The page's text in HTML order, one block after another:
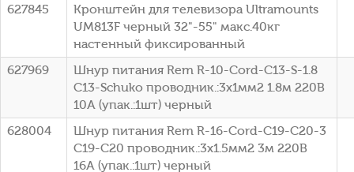
627845
Кронштейн для телевизора Ultramounts
UM813F черный 32"-55" макс.40кг
настенный фиксированный
627969
Шнур питания Rem R-10-Cord-C13-S-1.8
C13-Schuko проводник.:3x1мм2 1.8м 220В
10А (упак.:1шт) черный
628004
Шнур питания Rem R-16-Cord-C19-C20-3
C19-C20 проводник.:3x1.5мм2 3м 220В
16А (упак.:1шт) черный